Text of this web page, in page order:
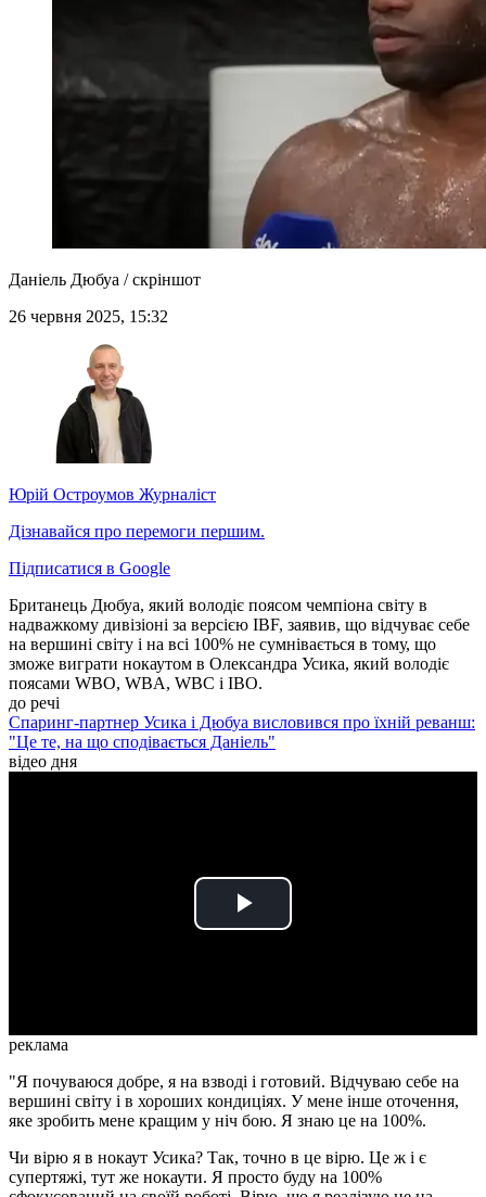
Даніель Дюбуа / скріншот
26 червня 2025, 15:32
Юрій Остроумов Журналіст
Дізнавайся про перемоги першим.
Підписатися в Google
Британець Дюбуа, який володіє поясом чемпіона світу в
надважкому дивізіоні за версією IBF, заявив, що відчуває себе
на вершині світу і на всі 100% не сумнівається в тому, що
зможе виграти нокаутом в Олександра Усика, який володіє
поясами WBO, WBA, WBC і IBO.
до речі
Спаринг-партнер Усика і Дюбуа висловився про їхній реванш:
"Це те, на що сподівається Даніель"
відео дня
Play
реклама
"Я почуваюся добре, я на взводі і готовий. Відчуваю себе на
вершині світу і в хороших кондиціях. У мене інше оточення,
яке зробить мене кращим у ніч бою. Я знаю це на 100%.
Чи вірю я в нокаут Усика? Так, точно в це вірю. Це ж і є
супертяжі, тут же нокаути. Я просто буду на 100%